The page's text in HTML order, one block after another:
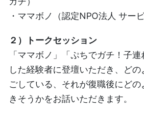
・ママボノ（認定NPO法人 サー
２）トークセッション
「ママボノ」「ぷちでガチ！子
した経験者に登壇いただき、ど
ごしている、それが復職後にど
きそうかをお話いただきます。